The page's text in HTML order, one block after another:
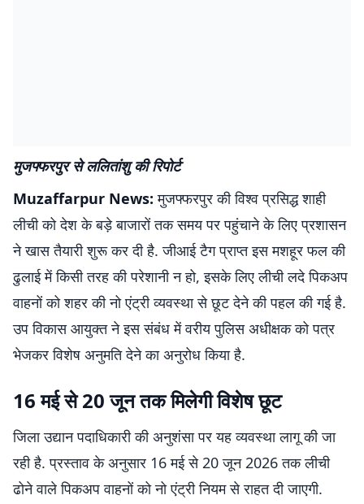
मुजफ्फरपुर से ललितांशु की रिपोर्ट
Muzaffarpur News:मुजफ्फरपुर की विश्व प्रसिद्ध शाही
लीची को देश के बड़े बाजारों तक समय पर पहुंचाने के लिए प्रशासन
ने खास तैयारी शुरू कर दी है. जीआई टैग प्राप्त इस मशहूर फल की
ढुलाई में किसी तरह की परेशानी न हो, इसके लिए लीची लदे पिकअप
वाहनों को शहर की नो एंट्री व्यवस्था से छूट देने की पहल की गई है.
उप विकास आयुक्त ने इस संबंध में वरीय पुलिस अधीक्षक को पत्र
भेजकर विशेष अनुमति देने का अनुरोध किया है.
16 मई से 20 जून तक मिलेगी विशेष छूट
जिला उद्यान पदाधिकारी की अनुशंसा पर यह व्यवस्था लागू की जा
रही है. प्रस्ताव के अनुसार 16 मई से 20 जून 2026 तक लीची
ढोने वाले पिकअप वाहनों को नो एंट्री नियम से राहत दी जाएगी.